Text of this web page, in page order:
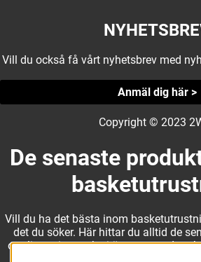
Vill du också få vårt nyhetsbrev med
Anmäl dig här >
Copyright © 2023
De senaste
Vill du ha det bästa inom
det du söker. Här hittar du alltid de
otroliga priser, och vi är noga med att
nyheter i webbshopen. Det gör oss